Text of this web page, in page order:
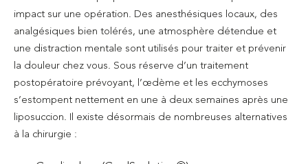
impact sur une opération. Des anesthésiques locaux, des
analgésiques bien tolérés, une atmosphère détendue et
une distraction mentale sont utilisés pour traiter et prévenir
la douleur chez vous. Sous réserve d’un traitement
postopératoire prévoyant, l’œdème et les ecchymoses
s’estompent nettement en une à deux semaines après une
liposuccion. Il existe désormais de nombreuses alternatives
à la chirurgie :